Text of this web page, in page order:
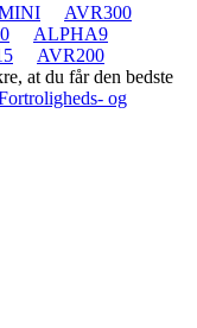
AVR300
ALPHA9
AVR200
at du får den bedste
og